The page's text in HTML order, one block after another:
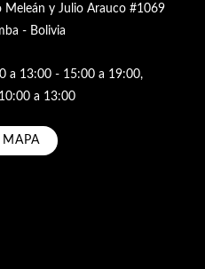
Meleán y Julio Arauco #1069
- Bolivia
a 13:00 - 15:00 a 19:00,
a 13:00
MAPA